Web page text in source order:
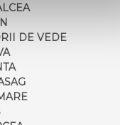
DE VEDE